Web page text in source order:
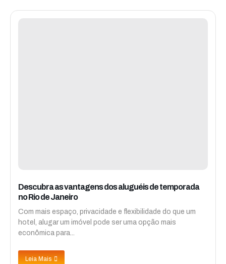
Descubra as vantagens dos aluguéis de temporada
no Rio de Janeiro
Com mais espaço, privacidade e flexibilidade do que um
hotel, alugar um imóvel pode ser uma opção mais
econômica para...
Leia Mais